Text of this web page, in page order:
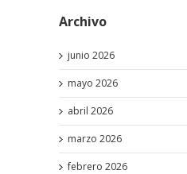
Archivo
junio 2026
mayo 2026
abril 2026
marzo 2026
febrero 2026